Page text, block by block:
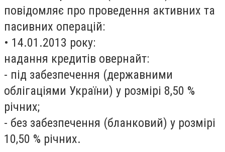
повідомляє про проведення активних та
пасивних операцій:
• 14.01.2013 року:
надання кредитів овернайт:
- під забезпечення (державними
облігаціями України) у розмірі 8,50 %
річних;
- без забезпечення (бланковий) у розмірі
10,50 % річних.